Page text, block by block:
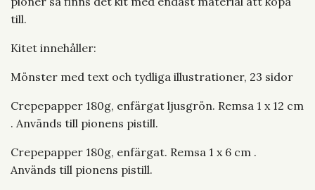
till.
Kitet innehåller:
Mönster med text och tydliga illustrationer, 23 sidor
Crepepapper 180g, enfärgat ljusgrön. Remsa 1 x 12 cm
. Används till pionens pistill.
Crepepapper 180g, enfärgat. Remsa 1 x 6 cm .
Används till pionens pistill.